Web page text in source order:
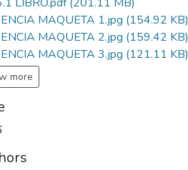
MAQUETA 1.jpg (154.92 KB)
MAQUETA 2.jpg (159.42 KB)
MAQUETA 3.jpg (121.11 KB)
more